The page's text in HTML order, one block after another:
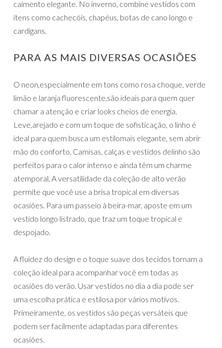
caimento elegante. No inverno, combine vestidos com
itens como cachecóis, chapéus, botas de cano longo e
cardigans.
PARA AS MAIS DIVERSAS OCASIÕES
O neon,especialmente em tons como rosa choque, verde
limão e laranja fluorescente,são ideais para quem quer
chamar a atenção e criar looks cheios de energia.
Leve,arejado e com um toque de sofisticação, o linho é
ideal para quem busca um estilomais elegante, sem abrir
mão do conforto. Camisas, calças e vestidos delinho são
perfeitos para o calor intenso e ainda têm um charme
atemporal. A versatilidade da coleção de alto verão
permite que você use a brisa tropical em diversas
ocasiões. Para um passeio à beira-mar, aposte em um
vestido longo listrado, que traz um toque tropical e
despojado.
A fluidez do design e o toque suave dos tecidos tornam a
coleção ideal para acompanhar você em todas as
ocasiões do verão. Usar vestidos no dia a dia pode ser
uma escolha prática e estilosa por vários motivos.
Primeiramente, os vestidos são peças versáteis que
podem ser facilmente adaptadas para diferentes
ocasiões.